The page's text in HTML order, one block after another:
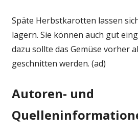
Späte Herbstkarotten lassen
lagern. Sie können auch gut
dazu sollte das Gemüse vorher
geschnitten werden. (ad)
Autoren- und